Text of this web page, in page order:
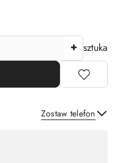
sztuka
Zostaw telefon